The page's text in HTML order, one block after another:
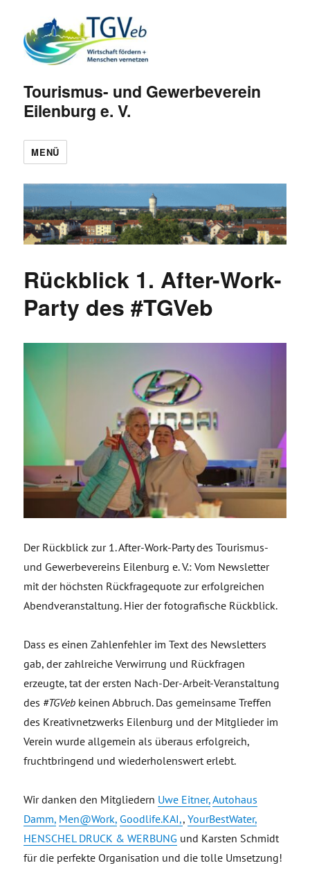
Tourismus- und Gewerbeverein
Eilenburg e. V.
MENÜ
Rückblick 1. After-Work-
Party des #TGVeb
Der Rückblick zur 1. After-Work-Party des Tourismus-
und Gewerbevereins Eilenburg e. V.: Vom Newsletter
mit der höchsten Rückfragequote zur erfolgreichen
Abendveranstaltung. Hier der fotografische Rückblick.
Dass es einen Zahlenfehler im Text des Newsletters
gab, der zahlreiche Verwirrung und Rückfragen
erzeugte, tat der ersten Nach-Der-Arbeit-Veranstaltung
des #TGVeb keinen Abbruch. Das gemeinsame Treffen
des Kreativnetzwerks Eilenburg und der Mitglieder im
Verein wurde allgemein als überaus erfolgreich,
fruchtbringend und wiederholenswert erlebt.
Wir danken den Mitgliedern Uwe Eitner,Autohaus
Damm, Men@Work, Goodlife.KAI,,YourBestWater,
HENSCHEL DRUCK & WERBUNG und Karsten Schmidt
für die perfekte Organisation und die tolle Umsetzung!